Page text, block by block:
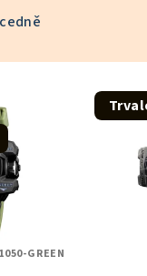
1050-GREEN